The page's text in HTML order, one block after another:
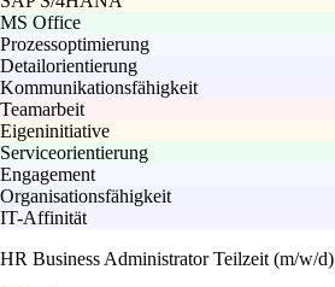
MS Office
Prozessoptimierung
Detailorientierung
Kommunikationsfähigkeit
Teamarbeit
Eigeninitiative
Serviceorientierung
Engagement
Organisationsfähigkeit
IT-Affinität
HR Business Administrator Teilzeit (m/w/d)